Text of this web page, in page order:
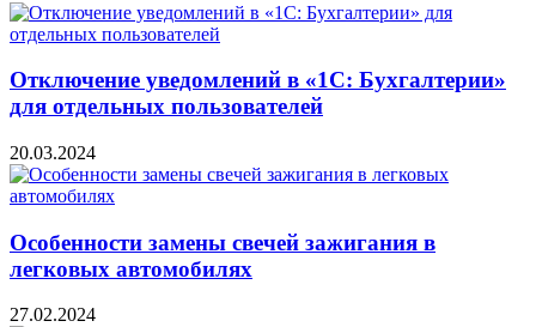
Отключение уведомлений в «1С: Бухгалтерии»
для отдельных пользователей
20.03.2024
Особенности замены свечей зажигания в
легковых автомобилях
27.02.2024